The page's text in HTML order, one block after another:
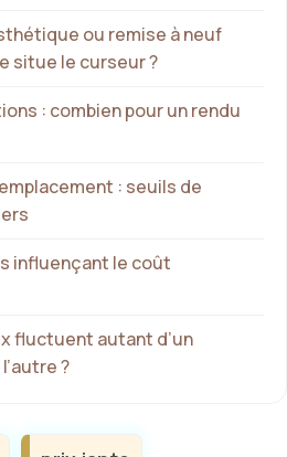
ou remise à neuf
situe le curseur ?
: combien pour un rendu
: seuils de
influençant le coût
fluctuent autant d’un
?